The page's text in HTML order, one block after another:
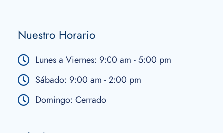
Nuestro Horario
Lunes a Viernes: 9:00 am - 5:00 pm
Sábado: 9:00 am - 2:00 pm
Domingo: Cerrado